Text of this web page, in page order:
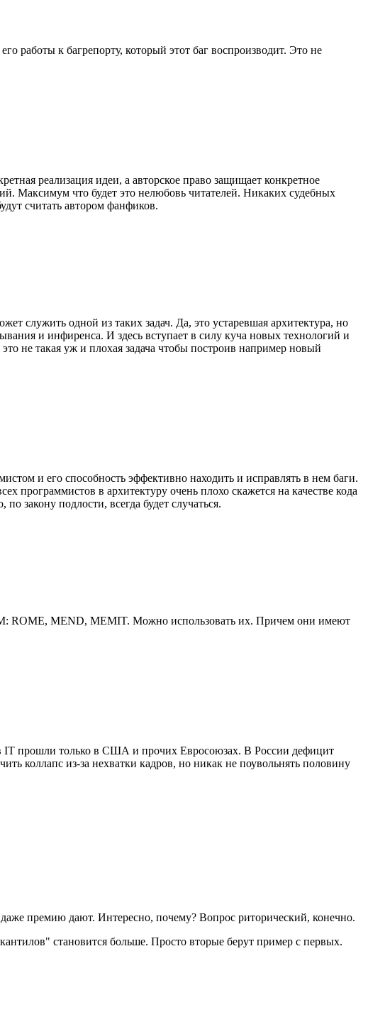
работы к багрепорту, который этот баг воспроизводит. Это не
реализация идеи, а авторское право защищает конкретное
Максимум что будет это нелюбовь читателей. Никаких судебных
считать автором фанфиков.
служить одной из таких задач. Да, это устаревшая архитектура, но
и инфиренса. И здесь вступает в силу куча новых технологий и
не такая уж и плохая задача чтобы построив например новый
и его способность эффективно находить и исправлять в нем баги.
программистов в архитектуру очень плохо скажется на качестве кода
закону подлости, всегда будет случаться.
ROME, MEND, MEMIT. Можно использовать их. Причем они имеют
IT прошли только в США и прочих Евросоюзах. В России дефицит
коллапс из-за нехватки кадров, но никак не поувольнять половину
премию дают. Интересно, почему? Вопрос риторический, конечно.
становится больше. Просто вторые берут пример с первых.